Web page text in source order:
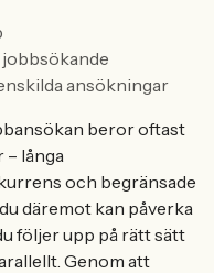
ansökningar
beror oftast
långa
och begränsade
däremot kan påverka
följer upp på rätt sätt
Genom att